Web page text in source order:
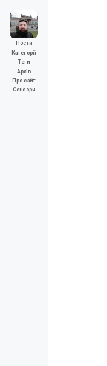
Пости
Категорії
Теги
Архів
Про сайт
Сенсори